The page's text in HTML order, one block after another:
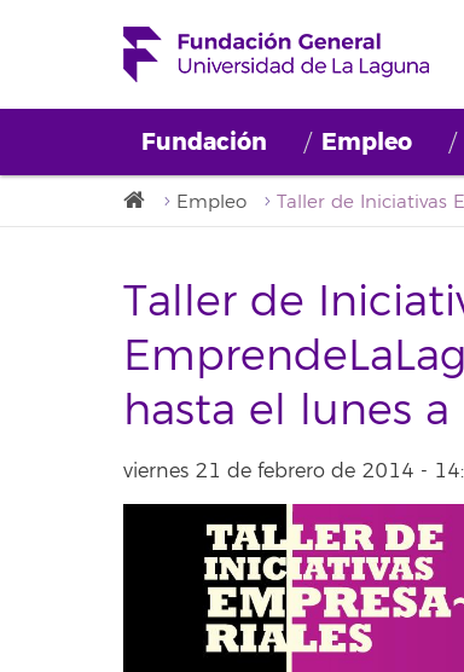
Fundación Empleo
Empleo
Taller de
hasta el lunes
viernes 21 de febrero de 2014 -